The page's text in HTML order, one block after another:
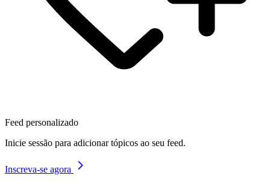
Feed personalizado
Inicie sessão para adicionar tópicos ao seu feed.
Inscreva-se agora